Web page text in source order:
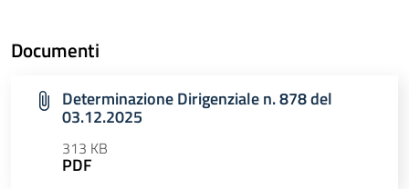
Documenti
Determinazione Dirigenziale n. 878 del
03.12.2025
313 KB
PDF